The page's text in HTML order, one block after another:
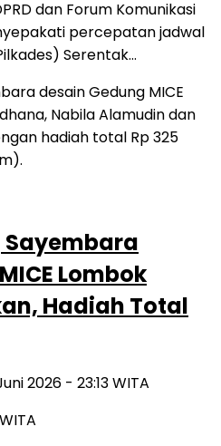
dan Forum Komunikasi
percepatan jadwal
Serentak…
Sayembara
Lombok
Hadiah Total
2026 - 23:13 WITA